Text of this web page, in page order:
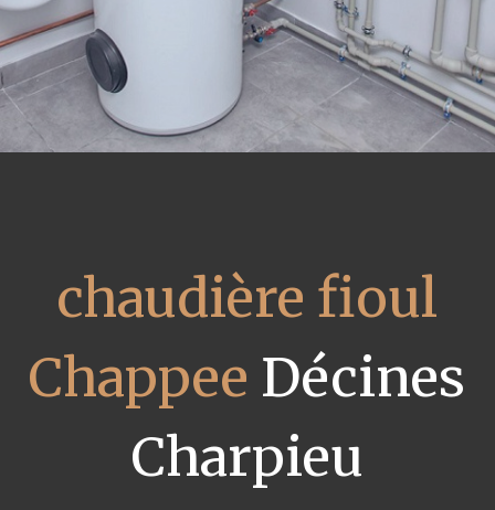
chaudière fioul
Chappee Décines
Charpieu